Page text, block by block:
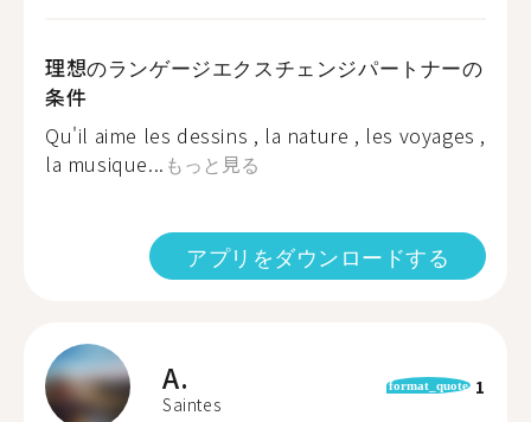
理想のランゲージエクスチェンジパートナーの
条件
Qu'il aime les dessins , la nature , les voyages ,
la musique... もっと見る
アプリをダウンロードする
A.
Saintes
format_quote 1